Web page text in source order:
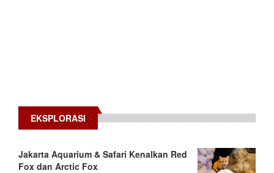
EKSPLORASI
Jakarta Aquarium & Safari Kenalkan Red
Fox dan Arctic Fox